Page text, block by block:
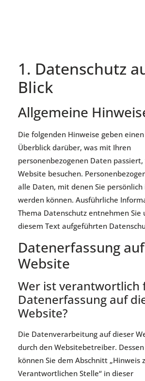
1. Datenschutz
Blick
Allgemeine
Die folgenden Hinweise geben
Überblick darüber, was mit Ihren
personenbezogenen Daten passiert,
Website besuchen.
alle Daten, mit denen Sie
werden können. Ausführliche
Thema Datenschutz entnehmen Sie
diesem Text aufgeführten
Datenerfassung
Website
Wer ist verantwortlich
Datenerfassung auf
Website?
Die Datenverarbeitung auf dieser
durch den Websitebetreiber.
können Sie dem Abschnitt „Hinweis
Verantwortlichen Stelle“ in dieser